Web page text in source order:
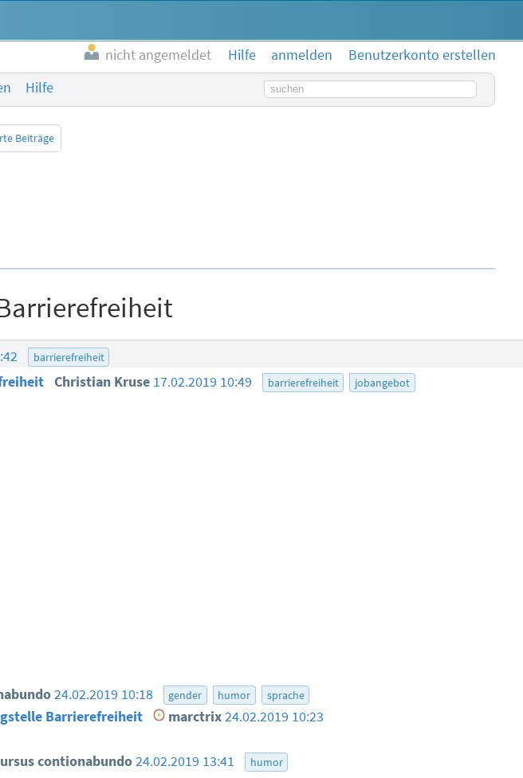
nicht angemeldet Hilfe anmelden
Benutzerkonto erstellen
Hilfe Suchbegriff
Beiträge
barrierefreiheit
Christian Kruse 17.02.2019 10:49 barrierefreiheit jobangebot
24.02.2019 10:18 gender humor sprache
Barrierefreiheit marctrix24.02.2019 10:23
ursus contionabundo24.02.2019 13:41 humor